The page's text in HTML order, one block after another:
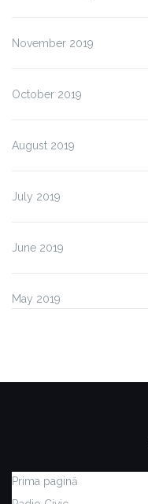
November 2019
October 2019
August 2019
July 2019
June 2019
May 2019
Prima pagină